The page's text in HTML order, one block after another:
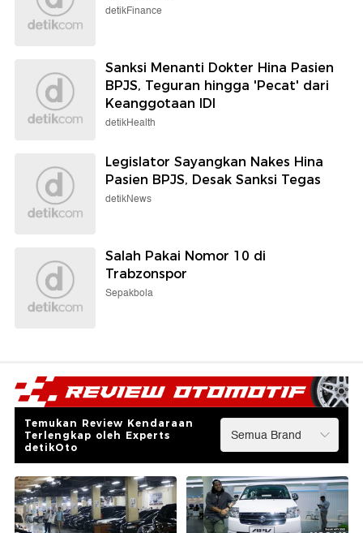
detikFinance
Sanksi Menanti Dokter Hina Pasien
BPJS, Teguran hingga 'Pecat' dari
Keanggotaan IDI
detikHealth
Legislator Sayangkan Nakes Hina
Pasien BPJS, Desak Sanksi Tegas
detikNews
Salah Pakai Nomor 10 di
Trabzonspor
Sepakbola
Temukan Review Kendaraan
Terlengkap oleh Experts
detikOto